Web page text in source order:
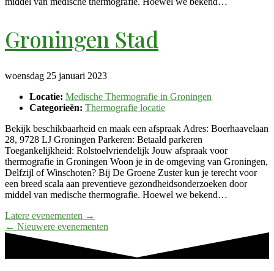
Groningen Stad
woensdag 25 januari 2023
Locatie: Medische Thermografie in Groningen
Categorieën: Thermografie locatie
Bekijk beschikbaarheid en maak een afspraak Adres: Boerhaavelaan
28, 9728 LJ Groningen Parkeren: Betaald parkeren
Toegankelijkheid: Rolstoelvriendelijk Jouw afspraak voor
thermografie in Groningen Woon je in de omgeving van Groningen,
Delfzijl of Winschoten? Bij De Groene Zuster kun je terecht voor
een breed scala aan preventieve gezondheidsonderzoeken door
middel van medische thermografie. Hoewel we bekend…
Latere evenementen →
← Nieuwere evenementen